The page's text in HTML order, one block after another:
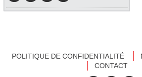
POLITIQUE DE CONFIDENTIALITÉ
CONTACT